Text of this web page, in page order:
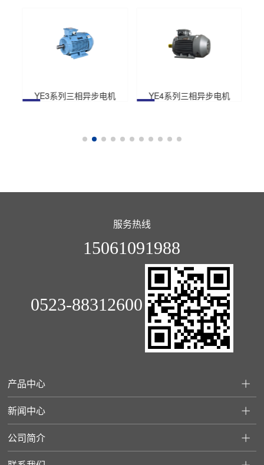
YE3系列三相异步电机 YE4系列三相异步电机
服务热线
15061091988
0523-88312600
产品中心
新闻中心
公司简介